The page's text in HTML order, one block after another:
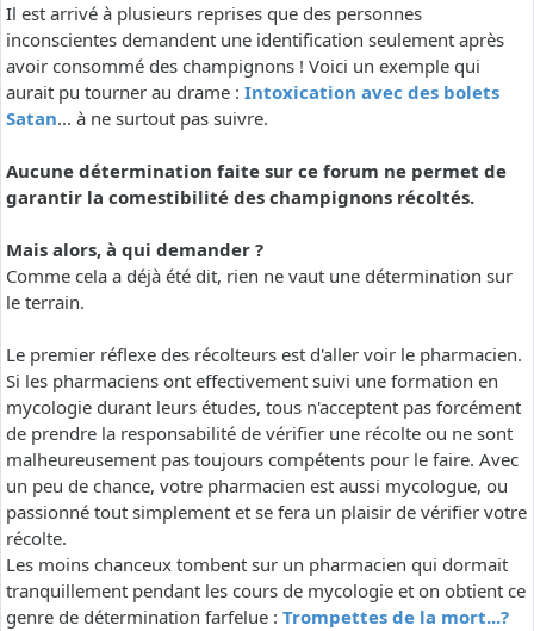
Il est arrivé à plusieurs reprises que des personnes
inconscientes demandent une identification seulement après
avoir consommé des champignons ! Voici un exemple qui
aurait pu tourner au drame : Intoxication avec des bolets
Satan... à ne surtout pas suivre.
Aucune détermination faite sur ce forum ne permet de
garantir la comestibilité des champignons récoltés.
Mais alors, à qui demander ?
Comme cela a déjà été dit, rien ne vaut une détermination sur
le terrain.
Le premier réflexe des récolteurs est d'aller voir le pharmacien.
Si les pharmaciens ont effectivement suivi une formation en
mycologie durant leurs études, tous n'acceptent pas forcément
de prendre la responsabilité de vérifier une récolte ou ne sont
malheureusement pas toujours compétents pour le faire. Avec
un peu de chance, votre pharmacien est aussi mycologue, ou
passionné tout simplement et se fera un plaisir de vérifier votre
récolte.
Les moins chanceux tombent sur un pharmacien qui dormait
tranquillement pendant les cours de mycologie et on obtient ce
genre de détermination farfelue : Trompettes de la mort...?